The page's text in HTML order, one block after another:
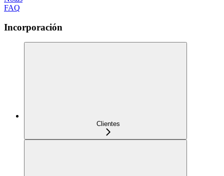
FAQ
Incorporación
Clientes